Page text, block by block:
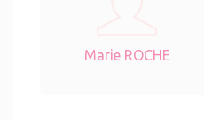
Marie ROCHE